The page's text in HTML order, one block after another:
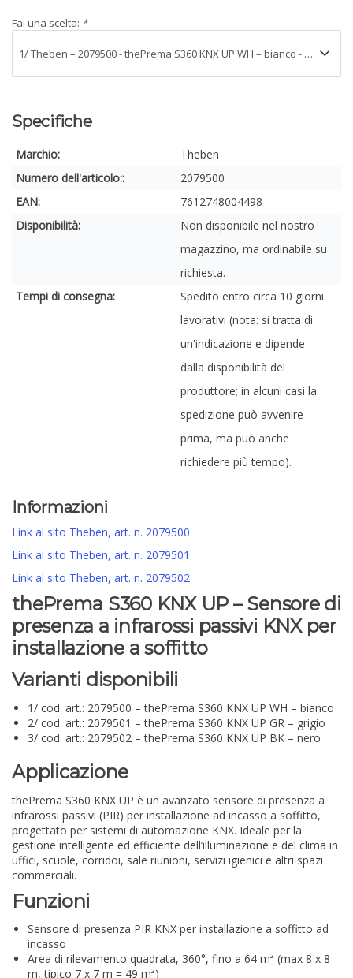
Fai una scelta: *
Specifiche
Marchio:
Theben
Numero dell'articolo::
2079500
EAN:
7612748004498
Disponibilità:
Non disponibile nel nostro
magazzino, ma ordinabile su
richiesta.
Tempi di consegna:
Spedito entro circa 10 giorni
lavorativi (nota: si tratta di
un'indicazione e dipende
dalla disponibilità del
produttore; in alcuni casi la
spedizione può avvenire
prima, ma può anche
richiedere più tempo).
Informazioni
Link al sito Theben, art. n. 2079500
Link al sito Theben, art. n. 2079501
Link al sito Theben, art. n. 2079502
thePrema S360 KNX UP – Sensore di
presenza a infrarossi passivi KNX per
installazione a soffitto
Varianti disponibili
1/ cod. art.: 2079500 – thePrema S360 KNX UP WH – bianco
2/ cod. art.: 2079501 – thePrema S360 KNX UP GR – grigio
3/ cod. art.: 2079502 – thePrema S360 KNX UP BK – nero
Applicazione
thePrema S360 KNX UP è un avanzato sensore di presenza a
infrarossi passivi (PIR) per installazione ad incasso a soffitto,
progettato per sistemi di automazione KNX. Ideale per la
gestione intelligente ed efficiente dell’illuminazione e del clima in
uffici, scuole, corridoi, sale riunioni, servizi igienici e altri spazi
commerciali.
Funzioni
Sensore di presenza PIR KNX per installazione a soffitto ad
incasso
Area di rilevamento quadrata, 360°, fino a 64 m² (max 8 x 8
m, tipico 7 x 7 m = 49 m²)